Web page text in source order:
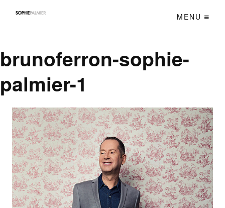
MENU
brunoferron-sophie-
palmier-1